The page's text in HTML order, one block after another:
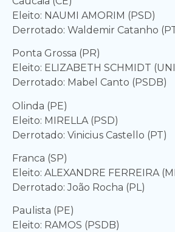
Eleito: NAUMI AMORIM (PSD)
Derrotado: Waldemir Catanho
Ponta Grossa (PR)
Eleito: ELIZABETH SCHMIDT
Derrotado: Mabel Canto (PSDB)
Olinda (PE)
Eleito: MIRELLA (PSD)
Derrotado: Vinicius Castello (PT)
Franca (SP)
Eleito: ALEXANDRE FERREIRA
Derrotado: João Rocha (PL)
Paulista (PE)
Eleito: RAMOS (PSDB)